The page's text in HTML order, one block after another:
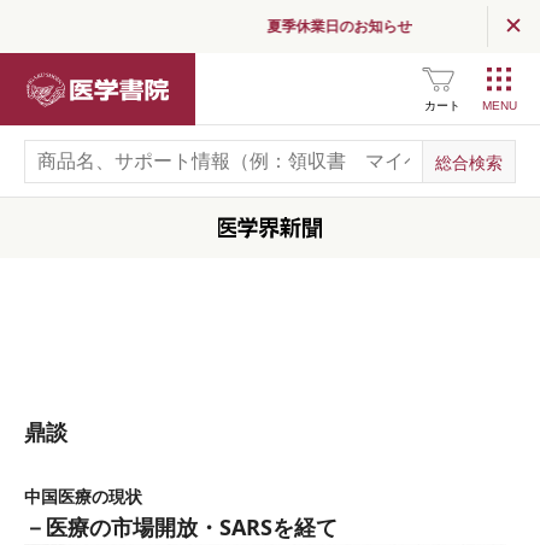
夏季休業日のお知らせ
カート
鼎談
中国医療の現状
－医療の市場開放・SARSを経て